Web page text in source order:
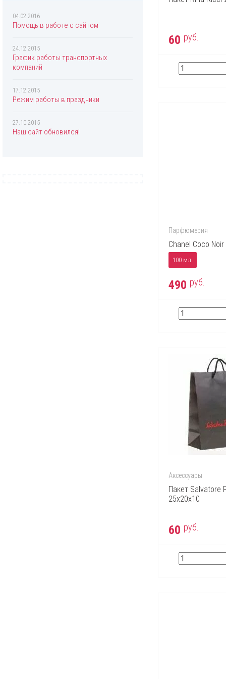
Christian Dior
Clinique
Coach
Davidoff
Dolce & Gabbana
04.02.2016
Помощь в работе с сайтом
24.12.2015
График работы транспортных
компаний
17.12.2015
Режим работы в праздники
27.10.2015
Наш сайт обновился!
60 руб.
Парфюмерия
Chanel Coco Noir
100 мл.
490 руб.
Аксессуары
Пакет Salvatore
25х20х10
60 руб.